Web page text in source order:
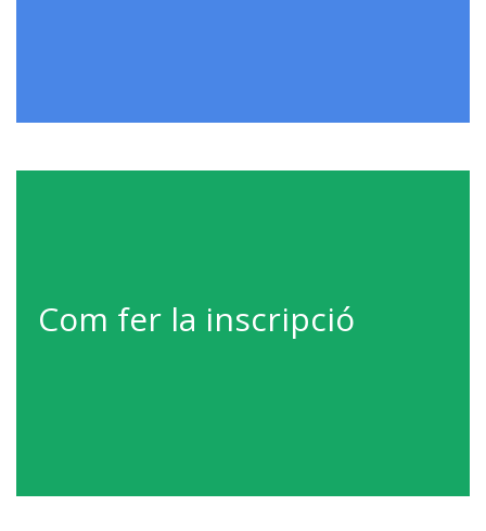
Com fer la inscripció